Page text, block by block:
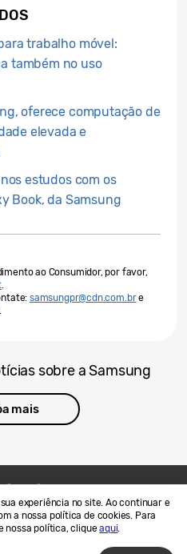
experiência no site. Ao continuar e
a nossa política de cookies. Para
nossa política, cliqueaqui.
trabalho móvel:
também no uso
oferece computação de
elevada e
estudos com os
Book, da Samsung
ao Consumidor, por favor,
.
samsungpr@cdn.com.bre
.
sobre a Samsung
mais
SAMSUNG.COM
Privacidade e Cookies